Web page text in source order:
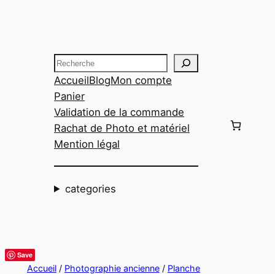
Recherche
AccueilBlogMon compte
Panier
Validation de la commande
Rachat de Photo et matériel
Mention légal
categories
Save
Accueil/ Photographie ancienne/ Planche